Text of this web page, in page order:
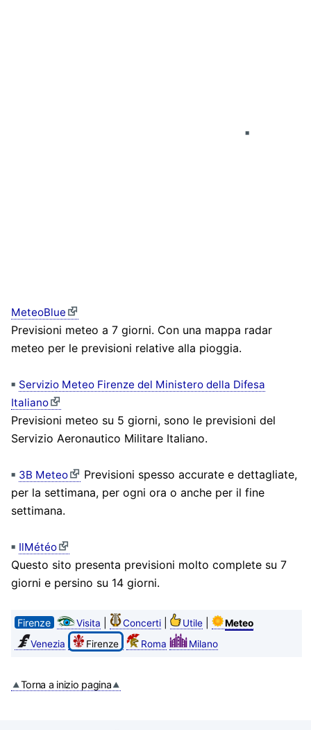
MeteoBlue
Previsioni meteo a 7 giorni. Con una mappa radar
meteo per le previsioni relative alla pioggia.
Servizio Meteo Firenze del Ministero della Difesa
Italiano
Previsioni meteo su 5 giorni, sono le previsioni del
Servizio Aeronautico Militare Italiano.
3B Meteo
Previsioni spesso accurate e dettagliate,
per la settimana, per ogni ora o anche per il fine
settimana.
IlMétéo
Questo sito presenta previsioni molto complete su 7
giorni e persino su 14 giorni.
Firenze Visita Concerti| Utile|
Meteo
Venezia
Firenze Roma Milano
Torna a inizio pagina